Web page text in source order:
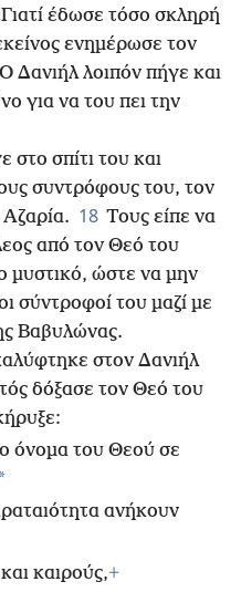
έδωσε τόσο σκληρή
ενημέρωσε τον
Ο Δανιήλ λοιπόν πήγε και
για να του πει την
στο σπίτι του και
συντρόφους του, τον
18 Τους είπε να
από τον Θεό του
μυστικό, ώστε να μην
σύντροφοί του μαζί με
Βαβυλώνας.
στον Δανιήλ
δόξασε τον Θεό του
όνομα του Θεού σε
*
ανήκουν
καιρούς,+